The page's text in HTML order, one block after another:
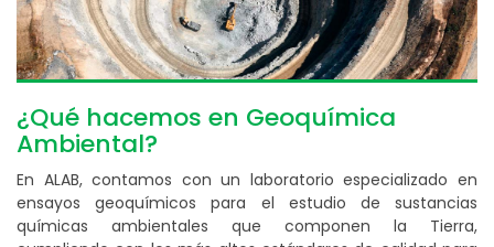
¿Qué hacemos en Geoquímica
Ambiental?
En ALAB, contamos con un laboratorio especializado en
ensayos geoquímicos para el estudio de sustancias
químicas ambientales que componen la Tierra,